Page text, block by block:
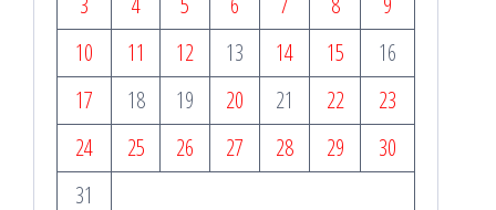
10
11 12 13 14 15
16
17
18 19 20 21 22
23
24
25 26 27 28 29
30
31